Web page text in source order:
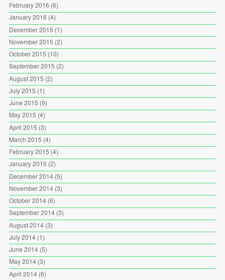
February 2016 (6)
January 2016 (4)
December 2015 (1)
November 2015 (2)
October 2015 (10)
September 2015 (2)
August 2015 (2)
July 2015 (1)
June 2015 (9)
May 2015 (4)
April 2015 (3)
March 2015 (4)
February 2015 (4)
January 2015 (2)
December 2014(5)
November 2014(3)
October 2014(6)
September 2014(3)
August 2014(3)
July 2014(1)
June 2014(5)
May 2014(3)
April 2014(6)